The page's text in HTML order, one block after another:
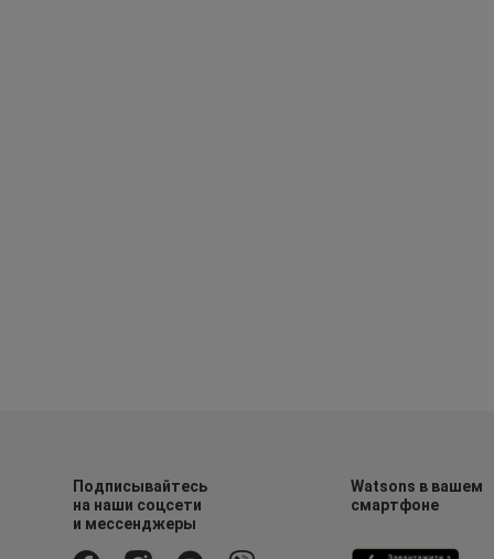
Подписывайтесь
на наши соцсети
и мессенджеры
Watsons в вашем
смартфоне